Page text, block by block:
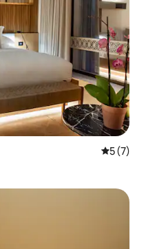
5 de
5 (7)